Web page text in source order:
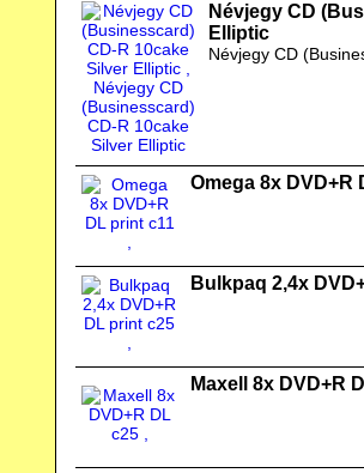
Névjegy CD
Elliptic
Névjegy CD
Omega 8x DVD+R
Bulkpaq 2,4x
Maxell 8x DVD+R